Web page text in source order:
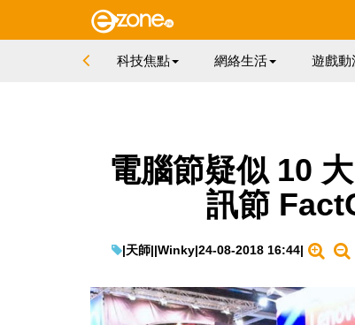
科技焦點 網絡生活 遊戲動
電腦節疑似 10
訊節
|天師||Winky|24-08-2018 16:44|